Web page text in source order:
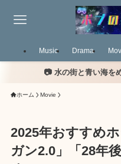
Music Drama
📷 水の街と青い海を
ホーム Movie
2025年おすすめ
ガン2.0」「28年